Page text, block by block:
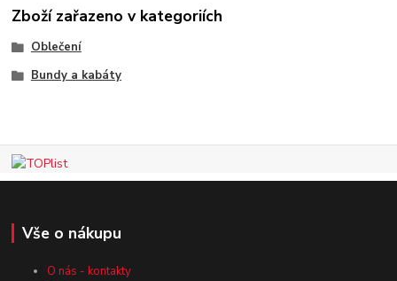
Zboží zařazeno v kategoriích
Oblečení
Bundy a kabáty
Vše o nákupu
O nás - kontakty